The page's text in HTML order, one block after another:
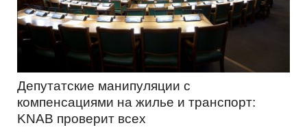
Депутатские манипуляции с
компенсациями на жилье и транспорт:
KNAB проверит всех